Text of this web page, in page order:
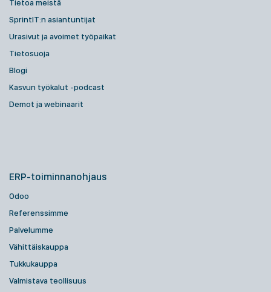
Tietoa meistä
SprintIT:n asiantuntijat
Urasivut ja avoimet työpaikat
Tietosuoja
Blogi
Kasvun työkalut -podcast
Demot ja webinaarit
ERP-toiminnanohjaus
Odoo
Referenssimme
Palvelumme
Vähittäiskauppa
Tukkukauppa
Valmistava teollisuus